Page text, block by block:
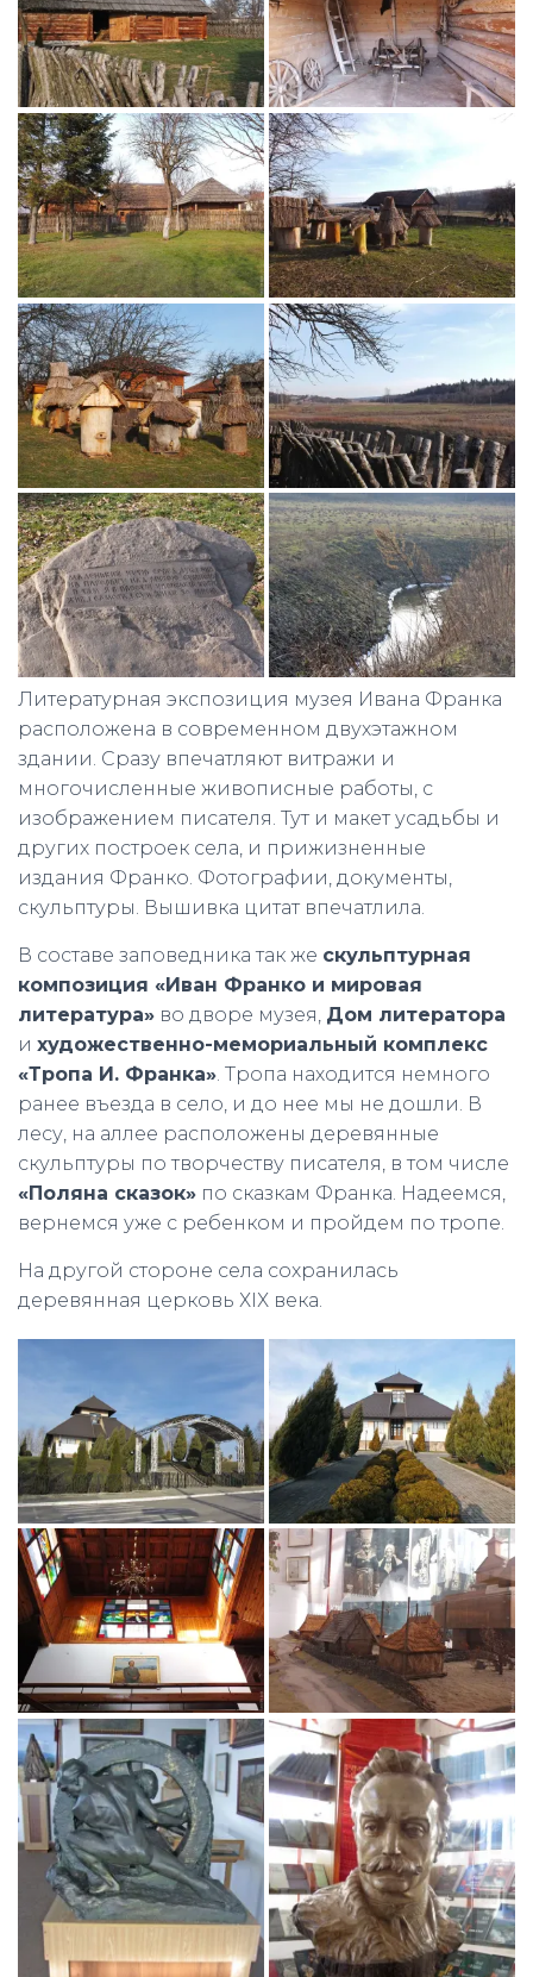
Литературная экспозиция музея Ивана Франка
расположена в современном двухэтажном
здании. Сразу впечатляют витражи и
многочисленные живописные работы, с
изображением писателя. Тут и макет усадьбы и
других построек села, и прижизненные
издания Франко. Фотографии, документы,
скульптуры. Вышивка цитат впечатлила.
В составе заповедника так же скульптурная
композиция «Иван Франко и мировая
литература» во дворе музея, Дом литератора
и художественно-мемориальный комплекс
«Тропа И. Франка». Тропа находится немного
ранее въезда в село, и до нее мы не дошли. В
лесу, на аллее расположены деревянные
скульптуры по творчеству писателя, в том числе
«Поляна сказок» по сказкам Франка. Надеемся,
вернемся уже с ребенком и пройдем по тропе.
На другой стороне села сохранилась
деревянная церковь ХІХ века.